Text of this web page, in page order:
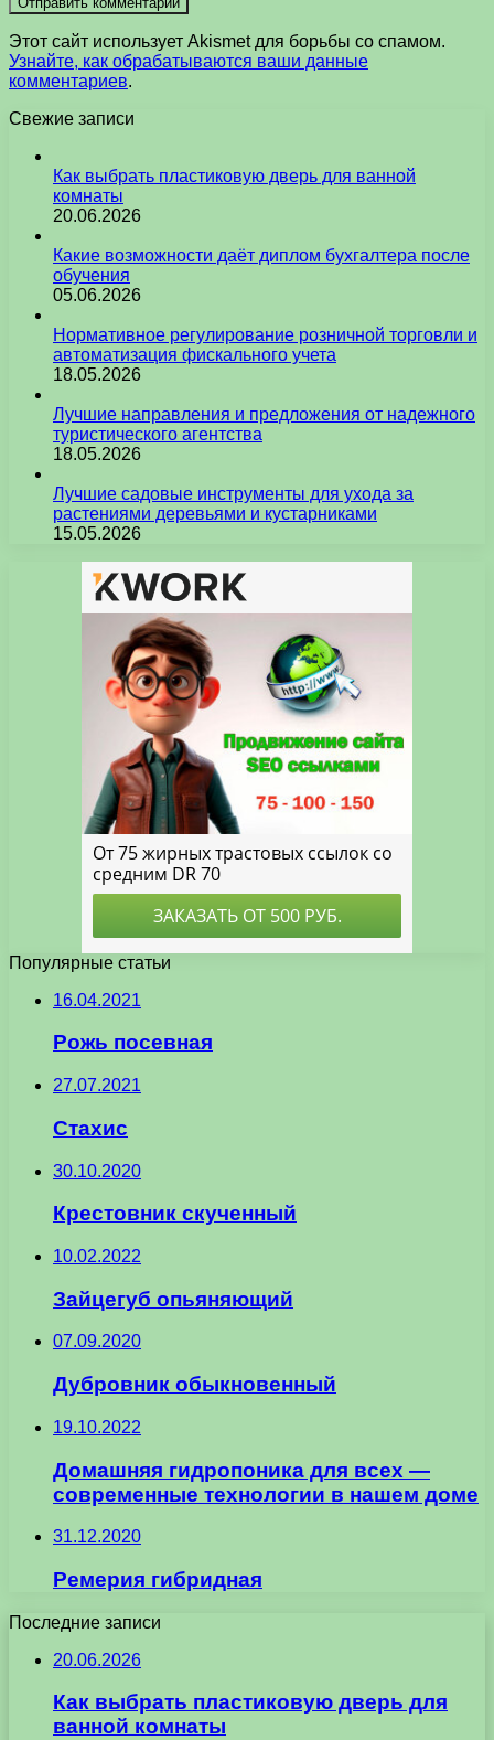
Этот сайт использует Akismet для борьбы со спамом.
Узнайте, как обрабатываются ваши данные
комментариев.
Свежие записи
Как выбрать пластиковую дверь для ванной
комнаты
20.06.2026
Какие возможности даёт диплом бухгалтера после
обучения
05.06.2026
Нормативное регулирование розничной торговли и
автоматизация фискального учета
18.05.2026
Лучшие направления и предложения от надежного
туристического агентства
18.05.2026
Лучшие садовые инструменты для ухода за
растениями деревьями и кустарниками
15.05.2026
Популярные статьи
16.04.2021
Рожь посевная
27.07.2021
Стахис
30.10.2020
Крестовник скученный
10.02.2022
Зайцегуб опьяняющий
07.09.2020
Дубровник обыкновенный
19.10.2022
Домашняя гидропоника для всех —
современные технологии в нашем доме
31.12.2020
Ремерия гибридная
Последние записи
20.06.2026
Как выбрать пластиковую дверь для
ванной комнаты